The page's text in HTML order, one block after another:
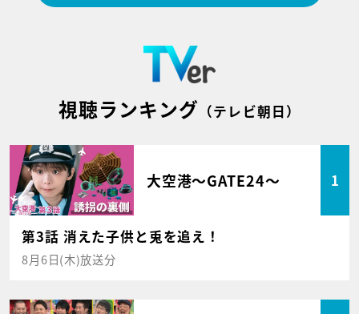
視聴ランキング （テレビ朝日）
大空港～GATE24～ 1
第3話 消えた子供と兎を追え！
8月6日(木)放送分